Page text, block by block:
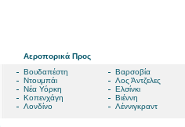
Αεροπορικά Προς
Βουδαπέστη
Βαρσοβία
Ντουμπάι
Λος Άντζελες
Νέα Υόρκη
Ελσίνκι
Κοπενχάγη
Βιέννη
Λονδίνο
Λέννιγκραντ